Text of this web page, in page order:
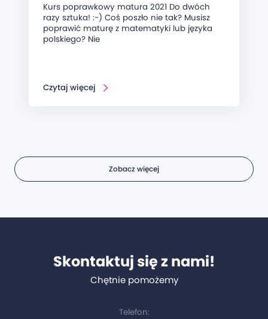
Kurs poprawkowy matura 2021 Do dwóch
razy sztuka! :-) Coś poszło nie tak? Musisz
poprawić maturę z matematyki lub języka
polskiego? Nie
Czytaj więcej
Zobacz więcej
Skontaktuj się z nami!
Chętnie pomożemy
Telefon: